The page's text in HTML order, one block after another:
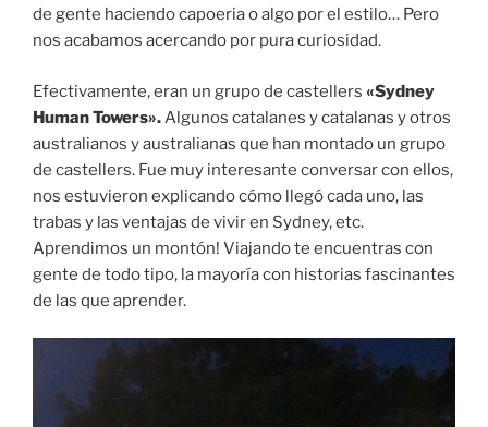
de gente haciendo capoeria o algo por el estilo… Pero
nos acabamos acercando por pura curiosidad.
Efectivamente, eran un grupo de castellers «Sydney
Human Towers».Algunos catalanes y catalanas y otros
australianos y australianas que han montado un grupo
de castellers. Fue muy interesante conversar con ellos,
nos estuvieron explicando cómo llegó cada uno, las
trabas y las ventajas de vivir en Sydney, etc.
Aprendimos un montón! Viajando te encuentras con
gente de todo tipo, la mayoría con historias fascinantes
de las que aprender.